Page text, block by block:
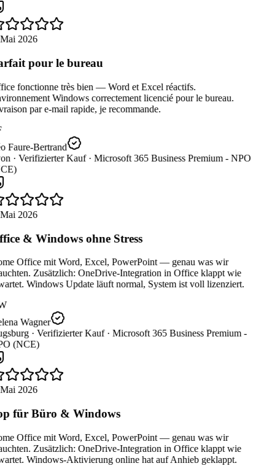
2026
pour le bureau
fonctionne très bien — Word et Excel réactifs.
Windows correctement licencié pour le bureau.
par e-mail rapide, je recommande.
Faure-Bertrand
· Verifizierter Kauf · Microsoft 365 Business Premium - NPO
2026
& Windows ohne Stress
Office mit Word, Excel, PowerPoint — genau was wir
Zusätzlich: OneDrive-Integration in Office klappt wie
Windows Update läuft normal, System ist voll lizenziert.
Wagner
· Verifizierter Kauf · Microsoft 365 Business Premium -
(NCE)
2026
für Büro & Windows
Office mit Word, Excel, PowerPoint — genau was wir
Zusätzlich: OneDrive-Integration in Office klappt wie
Windows-Aktivierung online hat auf Anhieb geklappt.